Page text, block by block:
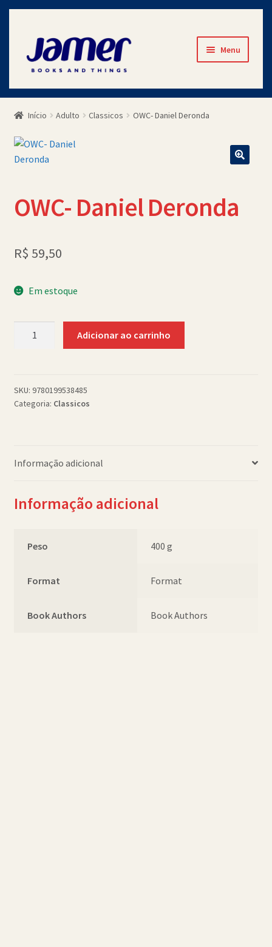
Pular
para
navegação
Pular
para
conteúdo
Menu
Início
Avaliações
Contato
Minha Conta
Início Adulto Classicos OWC- Daniel Deronda
OWC- Daniel Deronda
R$ 59,50
Em estoque
Adicionar ao carrinho
SKU: 9780199538485
Categoria: Classicos
Informação adicional
Informação adicional
Peso 400 g
Format Format
Book Authors Book Authors